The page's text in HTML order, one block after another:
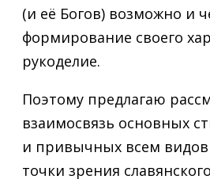
(и её Богов) возможно и
формирование своего
рукоделие.
Поэтому предлагаю
взаимосвязь основных
и привычных всем видов
точки зрения славянского